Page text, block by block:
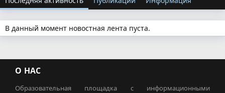
В данный момент новостная лента пуста.
О НАС
Образовательная площадка с информационными